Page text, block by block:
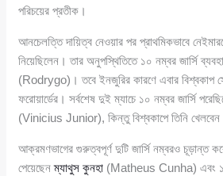
পরিচয়ের প্রতীক।
আনচেলত্তি দায়িত্ব নেওয়ার পর প্রাথমিকভাবে
নিয়েছিলেন। তার অনুপস্থিতিতে ১০ নম্বর জার্সি
(Rodrygo)। তবে ইনজুরির কারণে এবার বিশ্বকাপ
ফরোয়ার্ডের। সর্বশেষ দুই ম্যাচে ১০ নম্বর জার্সি
(Vinicius Junior), কিন্তু বিশ্বকাপে তিনি খেলবেন
আক্রমণভাগের গুরুত্বপূর্ণ দুটি জার্সি নম্বরও চূড়ান্ত
পেয়েছেনম্যাথুস কুনহা (Matheus Cunha) এবং ১১